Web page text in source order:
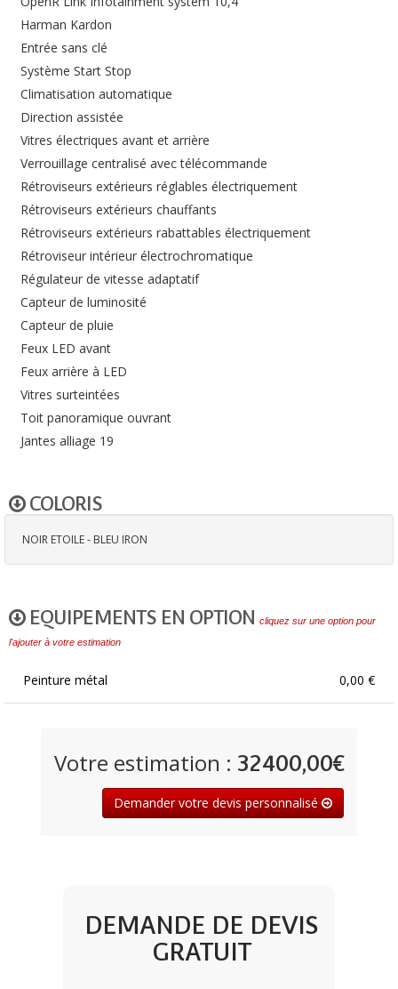
Harman Kardon
Entrée sans clé
Système Start Stop
Climatisation automatique
Direction assistée
Vitres électriques avant et arrière
Verrouillage centralisé avec télécommande
Rétroviseurs extérieurs réglables électriquement
Rétroviseurs extérieurs chauffants
Rétroviseurs extérieurs rabattables électriquement
Rétroviseur intérieur électrochromatique
Régulateur de vitesse adaptatif
Capteur de luminosité
Capteur de pluie
Feux LED avant
Feux arrière à LED
Vitres surteintées
Toit panoramique ouvrant
Jantes alliage 19
COLORIS
NOIR ETOILE - BLEU IRON
EQUIPEMENTS EN OPTION cliquez sur une option pour
l'ajouter à votre estimation
Peinture métal 0,00 €
Votre estimation : 32400,00€
Demander votre devis personnalisé
DEMANDE DE DEVIS
GRATUIT